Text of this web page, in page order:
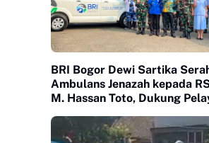
BRI Bogor Dewi Sartika
Ambulans Jenazah kepada
M. Hassan Toto, Dukung